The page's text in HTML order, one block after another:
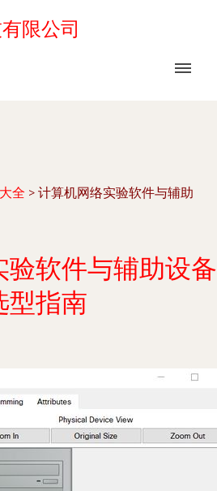
限公司
全 > 计算机网络实验软件与辅助
验软件与辅助设备
型指南